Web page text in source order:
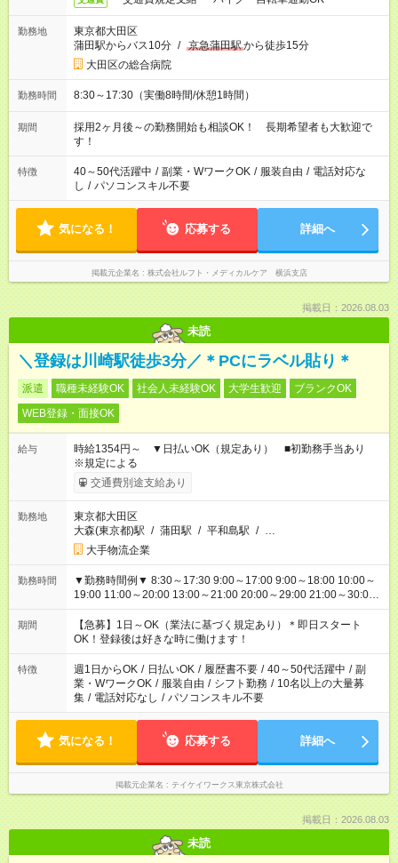
勤務地
東京都大田区
蒲田駅からバス10分 / 京急蒲田駅から徒歩15分
大田区の総合病院
勤務時間 8:30～17:30（実働8時間/休憩1時間）
期間
採用2ヶ月後～の勤務開始も相談OK！ 長期希望者も大歓迎で
す！
特徴 40～50代活躍中 / 副業・WワークOK / 服装自由 / 電話対応な
し / パソコンスキル不要
気になる！ 応募する 詳細へ
掲載元企業名 株式会社ルフト・メディカルケア 横浜支店
掲載日：2026.08.03
未読
＼登録は川崎駅徒歩3分／＊PCにラベル貼り＊
派遣 職種未経験OK 社会人未経験OK 大学生歓迎
ブランクOK
WEB登録・面接OK
給与
時給1354円～ ▼日払いOK（規定あり） ■初勤務手当あり
※規定による
交通費別途支給あり
勤務地
東京都大田区
大森(東京都)駅 / 蒲田駅 / 平和島駅 / …
大手物流企業
勤務時間
▼勤務時間例▼ 8:30～17:30 9:00～17:00 9:00～18:00 10:00～
19:00 11:00～20:00 13:00～21:00 20:00～29:00 21:00～30:00
22:00～31:00 上記以外にもシフトパターンあり！ 短時間の勤務
もご紹介できる場合があるのでご相談ください！ ご都合に合わ
せてお仕事をご案内します＾＾
期間
【急募】1日～OK（業法に基づく規定あり）＊即日スタート
OK！登録後は好きな時に働けます！
特徴 週1日からOK / 日払いOK / 履歴書不要 / 40～50代活躍中 / 副
業・WワークOK / 服装自由 / シフト勤務 / 10名以上の大量募
集 / 電話対応なし / パソコンスキル不要
気になる！ 応募する 詳細へ
掲載元企業名 テイケイワークス東京株式会社
掲載日：2026.08.03
未読